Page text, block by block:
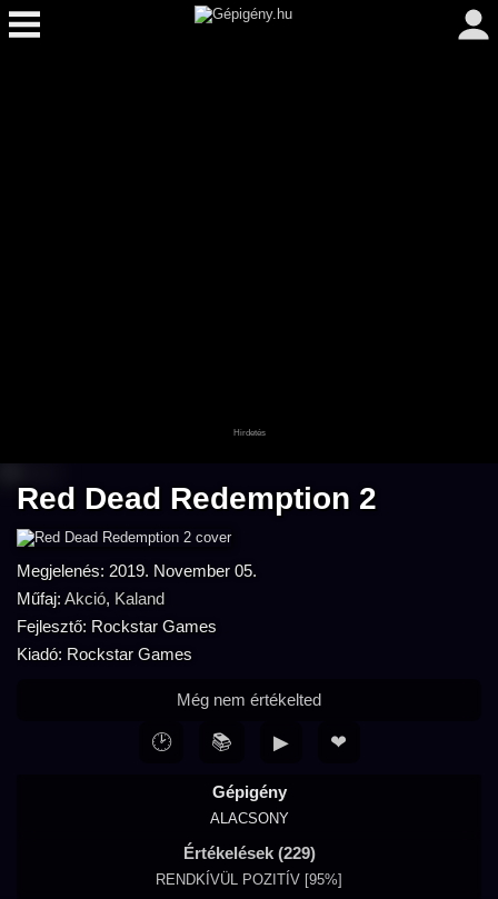
Red Dead Redemption 2
Megjelenés: 2019. November 05.
Műfaj: Akció, Kaland
Fejlesztő: Rockstar Games
Kiadó: Rockstar Games
Gépigény
ALACSONY
Értékelések (229)
RENDKÍVÜL POZITÍV [95%]
Még nem értékelted
🕑 📚 ▶ ❤